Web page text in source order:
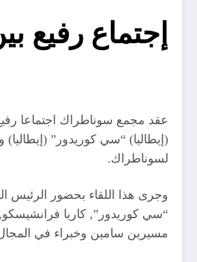
إجتماع رفيع بين
عقد مجمع سوناطراك اجتماعا
(إيطاليا) “سي كوريدور”
لسوناطراك.
وجرى هذا اللقاء بحضور
“سي كوريدور”, كاريا فرانشيسكو,
مسيرين سامين وخبراء في